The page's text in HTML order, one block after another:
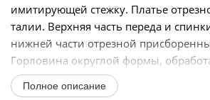
имитирующей стежку. Платье
талии. Верхняя часть переда и
нижней части отрезной
Горловина округлой формы,
контрастного...
Полное описание